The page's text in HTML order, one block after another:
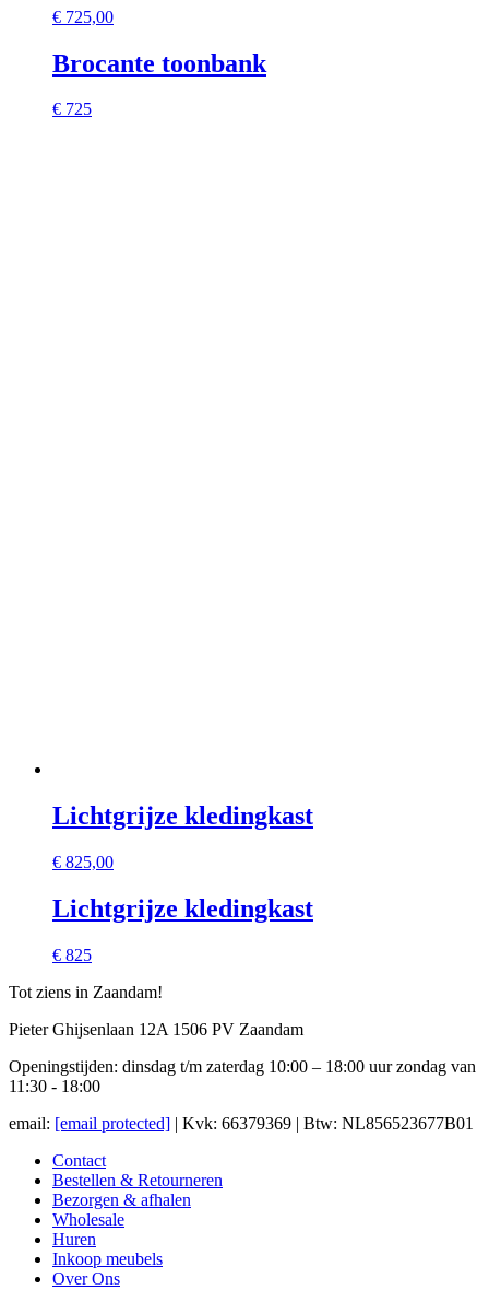
€ 725,00
Brocante toonbank
€ 725
Lichtgrijze kledingkast
€ 825,00
Lichtgrijze kledingkast
€ 825
Tot ziens in Zaandam!
Pieter Ghijsenlaan 12A 1506 PV Zaandam
Openingstijden: dinsdag t/m zaterdag 10:00 – 18:00 uur zondag van
11:30 - 18:00
email: [email protected] | Kvk: 66379369 | Btw: NL856523677B01
Contact
Bestellen & Retourneren
Bezorgen & afhalen
Wholesale
Huren
Inkoop meubels
Over Ons